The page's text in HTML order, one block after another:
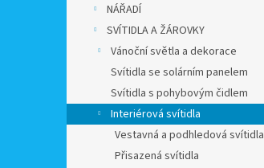
NÁŘADÍ
SVÍTIDLA A ŽÁROVKY
Vánoční světla a dekorace
Svítidla se solárním panelem
Svítidla s pohybovým čidlem
Interiérová svítidla
Vestavná a podhledová svítidla
Přisazená svítidla